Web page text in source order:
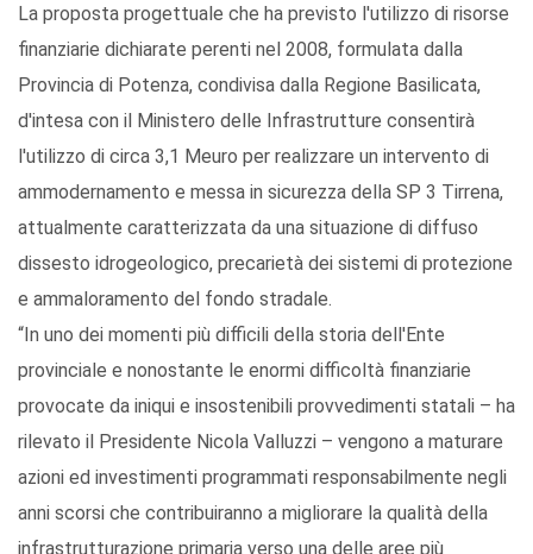
La proposta progettuale che ha previsto l'utilizzo di risorse
finanziarie dichiarate perenti nel 2008, formulata dalla
Provincia di Potenza, condivisa dalla Regione Basilicata,
d'intesa con il Ministero delle Infrastrutture consentirà
l'utilizzo di circa 3,1 Meuro per realizzare un intervento di
ammodernamento e messa in sicurezza della SP 3 Tirrena,
attualmente caratterizzata da una situazione di diffuso
dissesto idrogeologico, precarietà dei sistemi di protezione
e ammaloramento del fondo stradale.
“In uno dei momenti più difficili della storia dell'Ente
provinciale e nonostante le enormi difficoltà finanziarie
provocate da iniqui e insostenibili provvedimenti statali – ha
rilevato il Presidente Nicola Valluzzi – vengono a maturare
azioni ed investimenti programmati responsabilmente negli
anni scorsi che contribuiranno a migliorare la qualità della
infrastrutturazione primaria verso una delle aree più